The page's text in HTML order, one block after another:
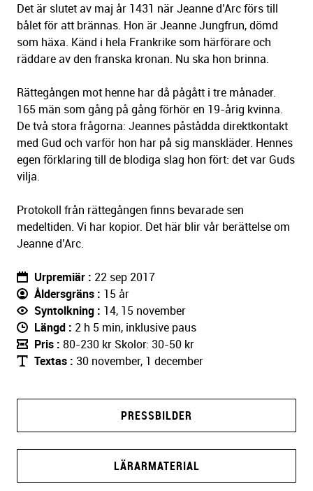
Det är slutet av maj år 1431 när Jeanne d’Arc förs till
bålet för att brännas. Hon är Jeanne Jungfrun, dömd
som häxa. Känd i hela Frankrike som härförare och
räddare av den franska kronan. Nu ska hon brinna.
Rättegången mot henne har då pågått i tre månader.
165 män som gång på gång förhör en 19-årig kvinna.
De två stora frågorna: Jeannes påstådda direktkontakt
med Gud och varför hon har på sig manskläder. Hennes
egen förklaring till de blodiga slag hon fört: det var Guds
vilja.
Protokoll från rättegången finns bevarade sen
medeltiden. Vi har kopior. Det här blir vår berättelse om
Jeanne d’Arc.
Urpremiär
22 sep 2017
Åldersgräns
15 år
Syntolkning
14, 15 november
Längd
2 h 5 min, inklusive paus
Pris 80-230 kr Skolor: 30-50 kr
Textas
30 november, 1 december
PRESSBILDER
LÄRARMATERIAL